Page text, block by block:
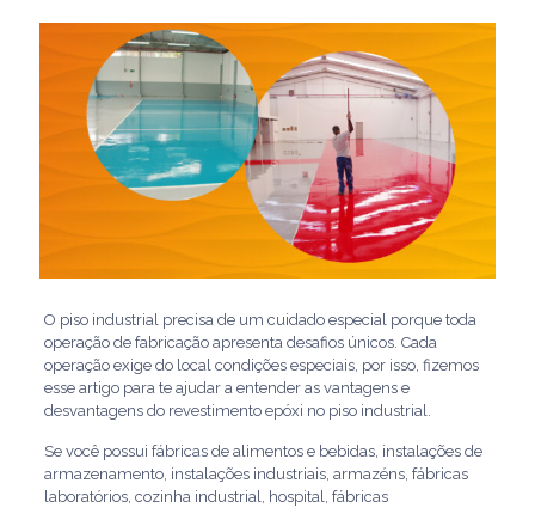
O piso industrial precisa de um cuidado especial porque toda
operação de fabricação apresenta desafios únicos. Cada
operação exige do local condições especiais, por isso, fizemos
esse artigo para te ajudar a entender as vantagens e
desvantagens do revestimento epóxi no piso industrial.
Se você possui fábricas de alimentos e bebidas, instalações de
armazenamento, instalações industriais, armazéns, fábricas
laboratórios, cozinha industrial, hospital, fábricas